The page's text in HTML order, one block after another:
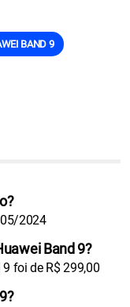
BAND 9
2024
Band 9?
foi de R$ 299,00